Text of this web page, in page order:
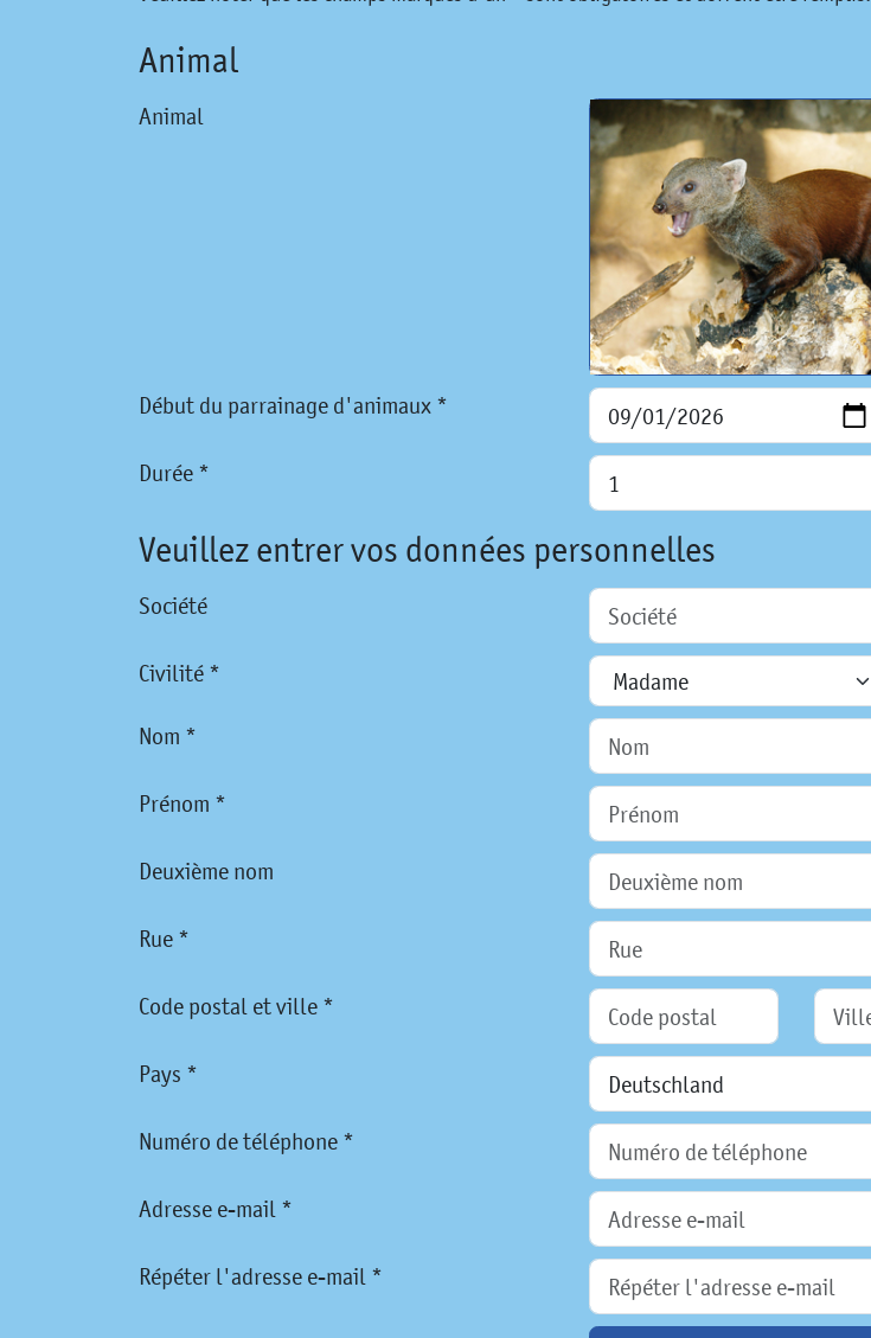
Animal
Animal
Début du parrainage d'animaux *
Durée *
Veuillez entrer vos données personnelles
Société
Civilité *
Nom *
Prénom *
Deuxième nom
Rue *
Code postal et ville *
Pays *
Numéro de téléphone *
Adresse e-mail *
Répéter l'adresse e-mail *